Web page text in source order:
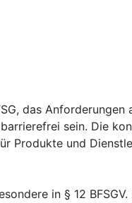
das
sein. Die
Produkte und
in § 12